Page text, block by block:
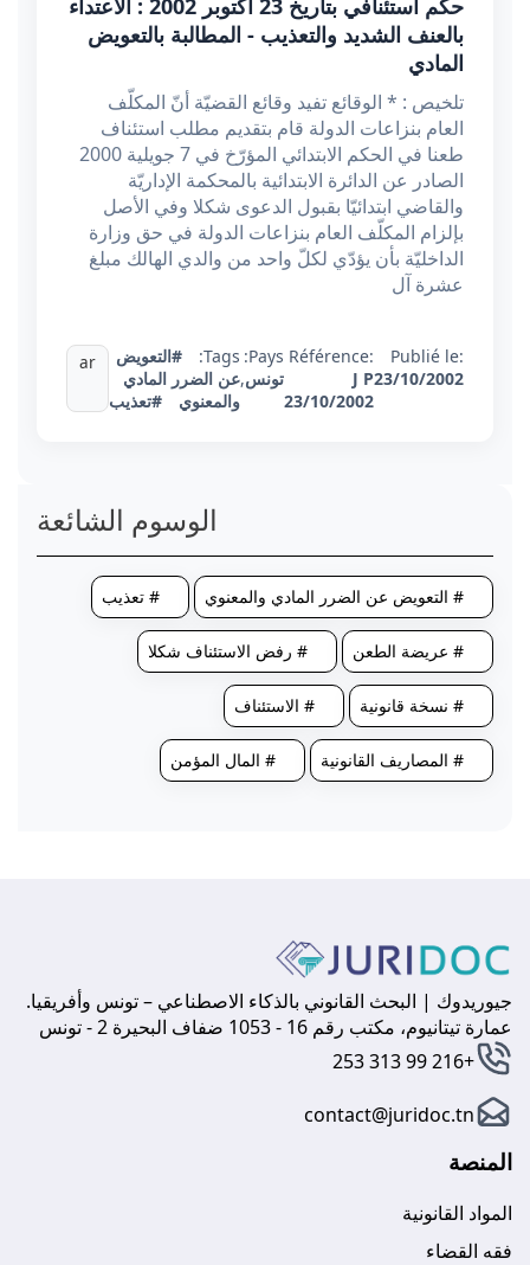
حكم استئنافي بتاريخ 23 أكتوبر 2002 : الاعتداء
بالعنف الشديد والتعذيب - المطالبة بالتعويض
المادي
تلخيص : * الوقائع تفيد وقائع القضيّة أنّ المكلّف
العام بنزاعات الدولة قام بتقديم مطلب استئناف
طعنا في الحكم الابتدائي المؤرّخ في 7 جويلية 2000
الصادر عن الدائرة الابتدائية بالمحكمة الإداريّة
والقاضي ابتدائيّا بقبول الدعوى شكلا وفي الأصل
بإلزام المكلّف العام بنزاعات الدولة في حق وزارة
الداخليّة بأن يؤدّي لكلّ واحد من والدي الهالك مبلغ
عشرة آل
Publié le:
23/10/2002
Référence:
J P
23/10/2002
Pays:
تونس,
Tags:
#التعويض
عن الضرر المادي
والمعنوي
#تعذيب
ar
الوسوم الشائعة
# التعويض عن الضرر المادي والمعنوي # تعذيب
# عريضة الطعن # رفض الاستئناف شكلا
# نسخة قانونية # الاستئناف
# المصاريف القانونية # المال المؤمن
جيوريدوك | البحث القانوني بالذكاء الاصطناعي – تونس وأفريقيا.
عمارة تيتانيوم، مكتب رقم 16 - 1053 ضفاف البحيرة 2 - تونس
+216 99 313 253
contact@juridoc.tn
المنصة
المواد القانونية
فقه القضاء